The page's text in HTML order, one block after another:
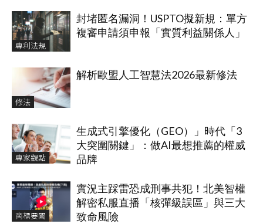
專利法規
封堵匿名漏洞！USPTO擬新規：單方
複審申請須申報「實質利益關係人」
修法
解析歐盟人工智慧法2026最新修法
專家觀點
生成式引擎優化（GEO）」時代「3
大突圍關鍵」：做AI最想推薦的權威
品牌
商標要聞
實況主踩雷恐成刑事共犯！北美智權
解密私服直播「核彈級誤區」與三大
致命風險